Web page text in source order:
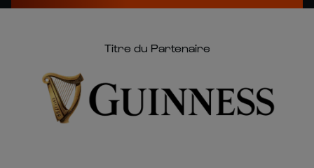
Titre du Partenaire